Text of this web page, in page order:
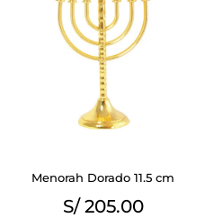
Menorah Dorado 11.5 cm
S/205.00